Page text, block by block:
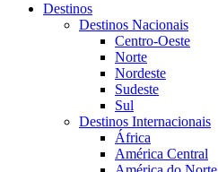
Destinos
Destinos Nacionais
Centro-Oeste
Norte
Nordeste
Sudeste
Sul
Destinos Internacionais
África
América Central